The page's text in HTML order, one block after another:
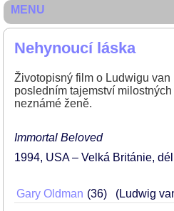
Nehynoucí láska
Životopisný film o Ludwigu
posledním tajemství
neznámé ženě.
Immortal Beloved
1994 USA – Velká Británie
Gary Oldman 36 (Ludwig
MENU